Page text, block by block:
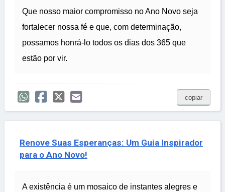
Que nosso maior compromisso no Ano Novo seja
fortalecer nossa fé e que, com determinação,
possamos honrá-lo todos os dias dos 365 que
estão por vir.
copiar
Renove Suas Esperanças: Um Guia Inspirador
para o Ano Novo!
A existência é um mosaico de instantes alegres e